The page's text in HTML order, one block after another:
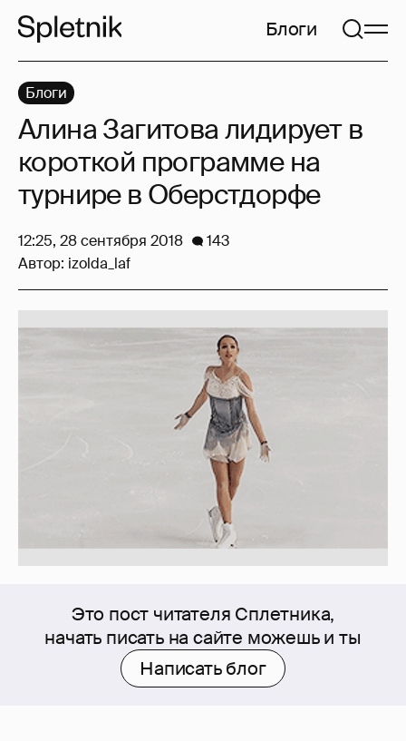
Блоги
Это пост читателя Сплетника,
начать писать на сайте можешь и ты
Написать блог
Блоги
Алина Загитова лидирует в
короткой программе на
турнире в Оберстдорфе
12:25, 28 сентября 2018
143
Автор: izolda_laf